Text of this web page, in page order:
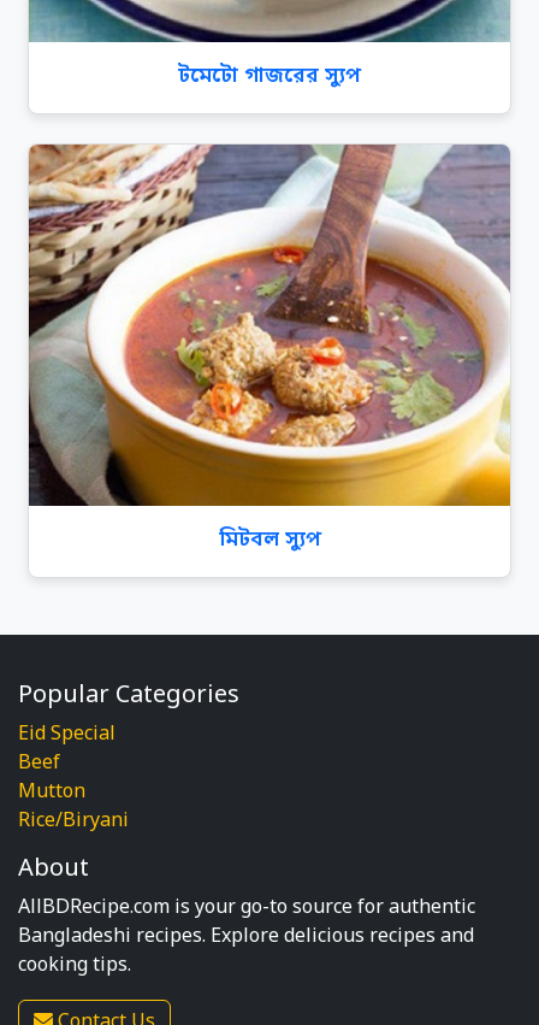
টমেটো গাজরের স্যুপ
মিটবল স্যুপ
Popular Categories
Eid Special
Beef
Mutton
Rice/Biryani
About
AllBDRecipe.com is your go-to source for authentic
Bangladeshi recipes. Explore delicious recipes and
cooking tips.